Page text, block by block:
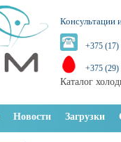
Консультации
+375 (17)
+375 (29)
Каталог
Новости Загрузки